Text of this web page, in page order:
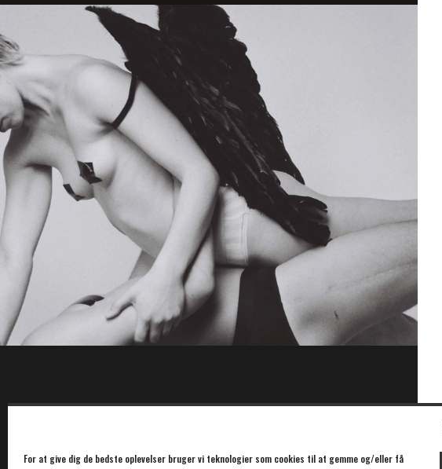
For at give dig de bedste oplevelser bruger vi teknologier som cookies til at gemme og/eller få